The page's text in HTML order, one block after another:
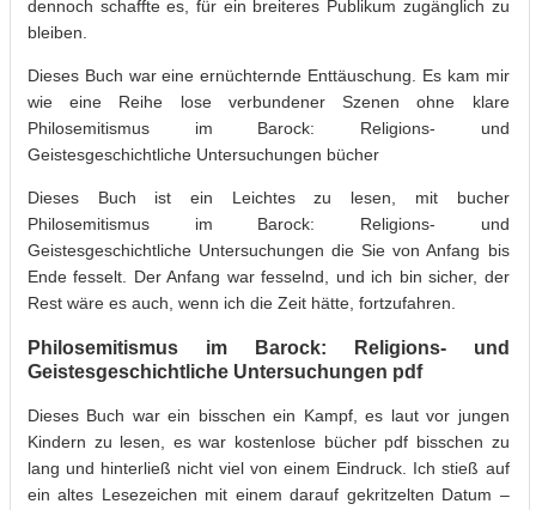
dennoch schaffte es, für ein breiteres Publikum zugänglich zu
bleiben.
Dieses Buch war eine ernüchternde Enttäuschung. Es kam mir
wie eine Reihe lose verbundener Szenen ohne klare
Philosemitismus im Barock: Religions- und
Geistesgeschichtliche Untersuchungen bücher
Dieses Buch ist ein Leichtes zu lesen, mit bucher
Philosemitismus im Barock: Religions- und
Geistesgeschichtliche Untersuchungen die Sie von Anfang bis
Ende fesselt. Der Anfang war fesselnd, und ich bin sicher, der
Rest wäre es auch, wenn ich die Zeit hätte, fortzufahren.
Philosemitismus im Barock: Religions- und
Geistesgeschichtliche Untersuchungen pdf
Dieses Buch war ein bisschen ein Kampf, es laut vor jungen
Kindern zu lesen, es war kostenlose bücher pdf bisschen zu
lang und hinterließ nicht viel von einem Eindruck. Ich stieß auf
ein altes Lesezeichen mit einem darauf gekritzelten Datum –